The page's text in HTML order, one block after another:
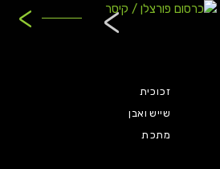
>
זכוכית
שייש ואבן
מתכת